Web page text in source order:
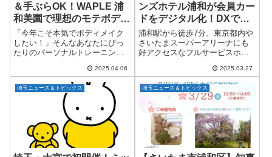
＆手ぶらOK！WAPLE 浦
和美園で理想のモテボディ
へ
「今年こそ本気でボディメイク
したい！」そんなあなたにぴっ
たりのパーソナルトレーニング
にあります。WAPLE 浦和美園店
は、浦和美園駅から徒歩たった
の2分という好立地にありなが
ら、プライベー...
2025.04.06
ンズホテル浦和が会員カー
ドをデジタル化！DXでよ
り快適な宿泊体験へ
浦和駅から徒歩7分、東京都内や
さいたまスーパーアリーナにも
好アクセスなフルサービスホテ
和」が、最新のデジタル会員シ
ステム「talkappi MEMBER（ト
ーカッピ・メンバー）」を導入
し、...
2025.03.27
埼玉ニュース＆トピックス 埼玉ニュース＆トピックス